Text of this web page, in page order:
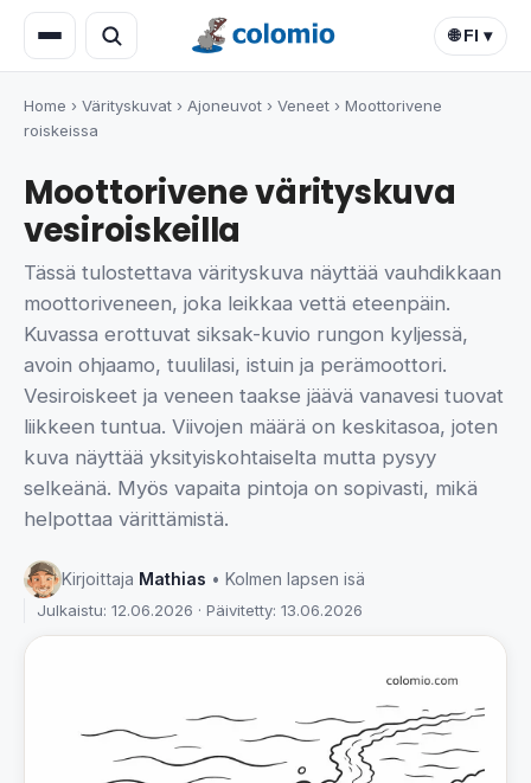
🌐 FI ▾
Home › Värityskuvat › Ajoneuvot › Veneet › Moottorivene
roiskeissa
Moottorivene värityskuva
vesiroiskeilla
Tässä tulostettava värityskuva näyttää vauhdikkaan
moottoriveneen, joka leikkaa vettä eteenpäin.
Kuvassa erottuvat siksak-kuvio rungon kyljessä,
avoin ohjaamo, tuulilasi, istuin ja perämoottori.
Vesiroiskeet ja veneen taakse jäävä vanavesi tuovat
liikkeen tuntua. Viivojen määrä on keskitasoa, joten
kuva näyttää yksityiskohtaiselta mutta pysyy
selkeänä. Myös vapaita pintoja on sopivasti, mikä
helpottaa värittämistä.
Kirjoittaja Mathias • Kolmen lapsen isä
Julkaistu: 12.06.2026 · Päivitetty: 13.06.2026